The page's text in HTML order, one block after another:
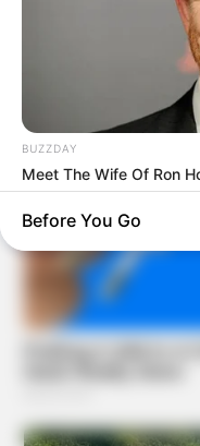
BUZZDAY
Meet The Wife Of Ron
Before You Go